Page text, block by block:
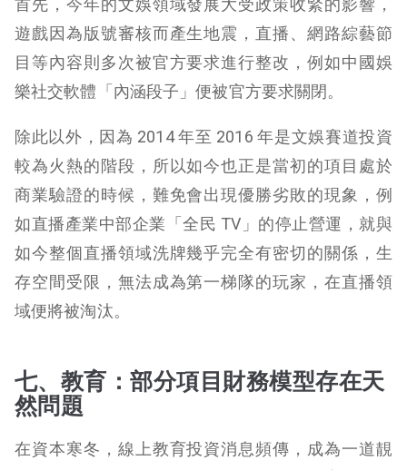
首先，今年的文娛領域發展大受政策收緊的影響，
遊戲因為版號審核而產生地震，直播、網路綜藝節
目等內容則多次被官方要求進行整改，例如中國娛
樂社交軟體「內涵段子」便被官方要求關閉。
除此以外，因為 2014 年至 2016 年是文娛賽道投資
較為火熱的階段，所以如今也正是當初的項目處於
商業驗證的時候，難免會出現優勝劣敗的現象，例
如直播產業中部企業「全民 TV」的停止營運，就與
如今整個直播領域洗牌幾乎完全有密切的關係，生
存空間受限，無法成為第一梯隊的玩家，在直播領
域便將被淘汰。
七、教育：部分項目財務模型存在天
然問題
在資本寒冬，線上教育投資消息頻傳，成為一道靚